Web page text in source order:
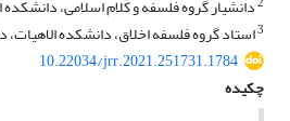
دانشیار گروه فلسفه و کلام اسلامی، دانشکده
3استاد گروه فلسفه اخلاق، دانشکده الاهیات،
10.22034/jrr.2021.251731.1784
چکیده